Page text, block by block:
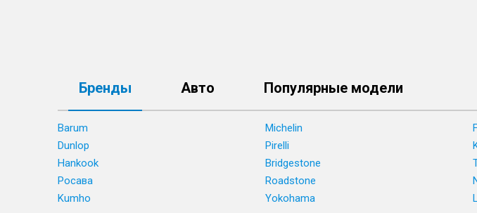
Бренды Авто Популярные модели
Barum Michelin
Dunlop
Pirelli
Hankook
Bridgestone
Росава
Roadstone
Kumho
Yokohama